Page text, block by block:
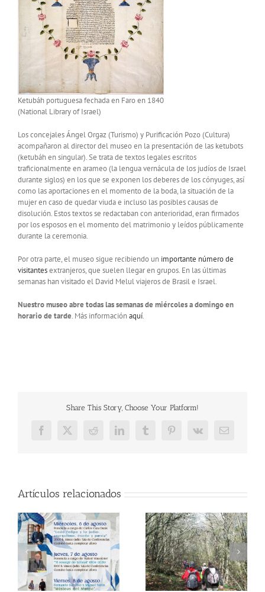
Ketubáh portuguesa fechada en Faro en 1840
(National Library of Israel)
Los concejales Ángel Orgaz (Turismo) y Purificación Pozo (Cultura)
acompañaron al director del museo en la presentación de las ketubots
(ketubáh en singular). Se trata de textos legales escritos
traficionalmente en arameo (la lengua vernácula de los judíos de Israel
durante siglos) en los que se exponen los deberes de los cónyuges, así
como las aportaciones en el momento de la boda, la situación de la
mujer en caso de quedar viuda e incluso las posibles causas de
disolución. Estos textos se redactaban con anterioridad, eran firmados
por los esposos en el momento del matrimonio y leídos públicamente
durante la ceremonia.
Por otra parte, el museo sigue recibiendo un importante número de
visitantesextranjeros, que suelen llegar en grupos. En las últimas
semanas han visitado el David Melul viajeros de Brasil e Israel.
Nuestro museo abre todas las semanas de miércoles a domingo en
horario de tarde. Más informaciónaquí.
Share This Story, Choose Your Platform!
Facebook
X RedditLinkedInTumblrPinterest
Vk
Correo
Artículos relacionados